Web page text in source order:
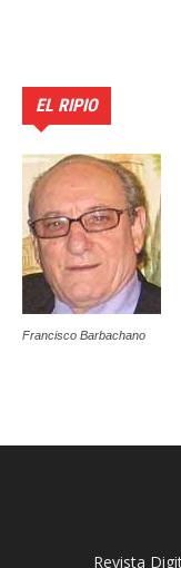
EL RIPIO
Francisco Barbachano
Revista